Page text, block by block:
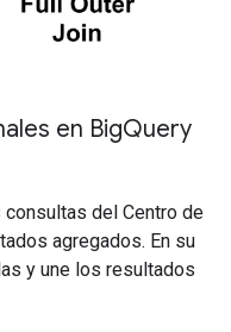
en BigQuery
consultas del Centro de
agregados. En su
y une los resultados